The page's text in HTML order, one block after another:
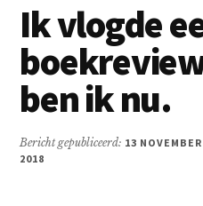
&
meer
Ik vlogde
ben ik nu.
Bericht gepubliceerd: 13
2018